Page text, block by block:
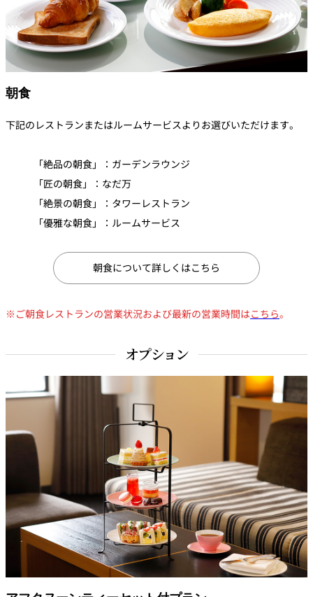
朝食
下記のレストランまたはルームサービスよりお選びいただけます。
「絶品の朝食」：ガーデンラウンジ
「匠の朝食」：なだ万
「絶景の朝食」：タワーレストラン
「優雅な朝食」：ルームサービス
朝食について詳しくはこちら
※ご朝食レストランの営業状況および最新の営業時間はこちら。
オプション